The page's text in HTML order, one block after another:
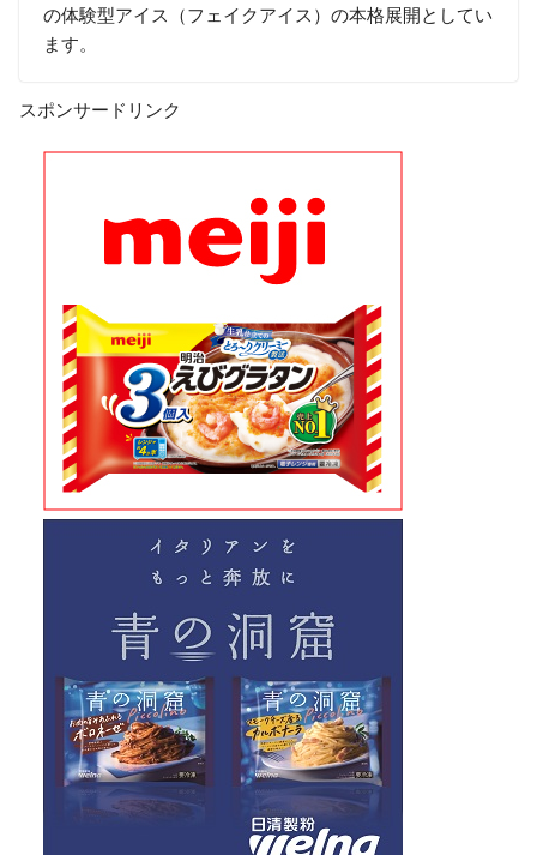
の体験型アイス（フェイクアイス）の本格展開としてい
ます。
スポンサードリンク